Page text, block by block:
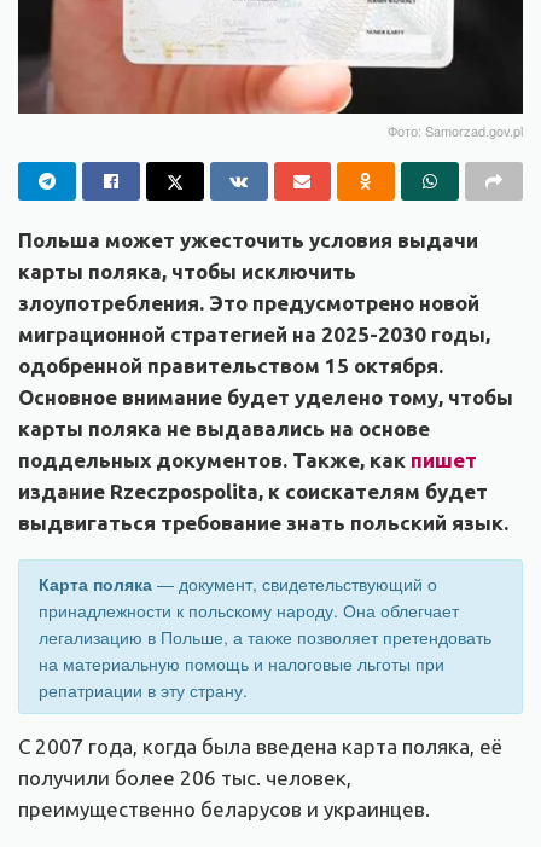
Фото: Samorzad.gov.pl
Польша может ужесточить условия выдачи
карты поляка, чтобы исключить
злоупотребления. Это предусмотрено новой
миграционной стратегией на 2025-2030 годы,
одобренной правительством 15 октября.
Основное внимание будет уделено тому, чтобы
карты поляка не выдавались на основе
поддельных документов. Также, как пишет
издание Rzeczpospolita, к соискателям будет
выдвигаться требование знать польский язык.
Карта поляка — документ, свидетельствующий о
принадлежности к польскому народу. Она облегчает
легализацию в Польше, а также позволяет претендовать
на материальную помощь и налоговые льготы при
репатриации в эту страну.
С 2007 года, когда была введена карта поляка, её
получили более 206 тыс. человек,
преимущественно беларусов и украинцев.